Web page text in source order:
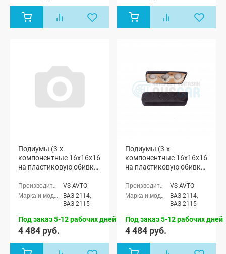
Подиумы (3-х
компонентные 16x16x16
на пластиковую обивку)
VS-AVTO
ВАЗ 2114,
ВАЗ 2115
Под заказ 5-12 рабочих дней
4 484 руб.
Подиумы (3-х
компонентные 16x16x16
на пластиковую обивку
вставками) "VS-avto"
ВАЗ 2114-15
VS-AVTO
ВАЗ 2114,
ВАЗ 2115
Под заказ 5-12 рабочих дней
4 484 руб.